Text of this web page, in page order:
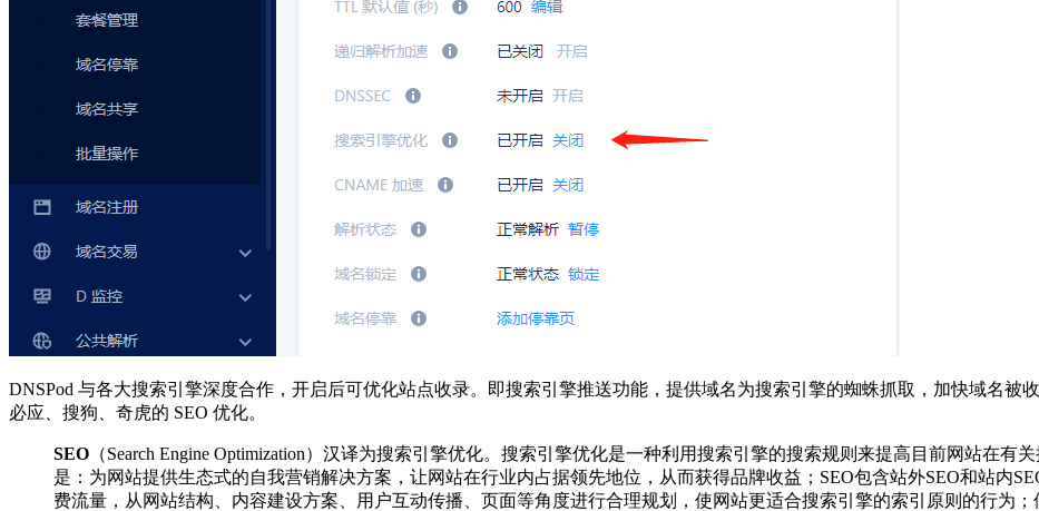
DNSPod 与各大搜索引擎深度合作，开启后可优化站点收录。即搜索引擎推送功能，提供域名为搜索引擎的蜘蛛抓取，加快域名被
必应、搜狗、奇虎的 SEO 优化。
SEO （Search Engine Optimization）汉译为搜索引擎优化。搜索引擎优化是一种利用搜索引擎的搜索规则来提高目前网站在有
是：为网站提供生态式的自我营销解决方案，让网站在行业内占据领先地位，从而获得品牌收益；SEO包含站外SEO和站内
费流量，从网站结构、内容建设方案、用户互动传播、页面等角度进行合理规划，使网站更适合搜索引擎的索引原则的行为